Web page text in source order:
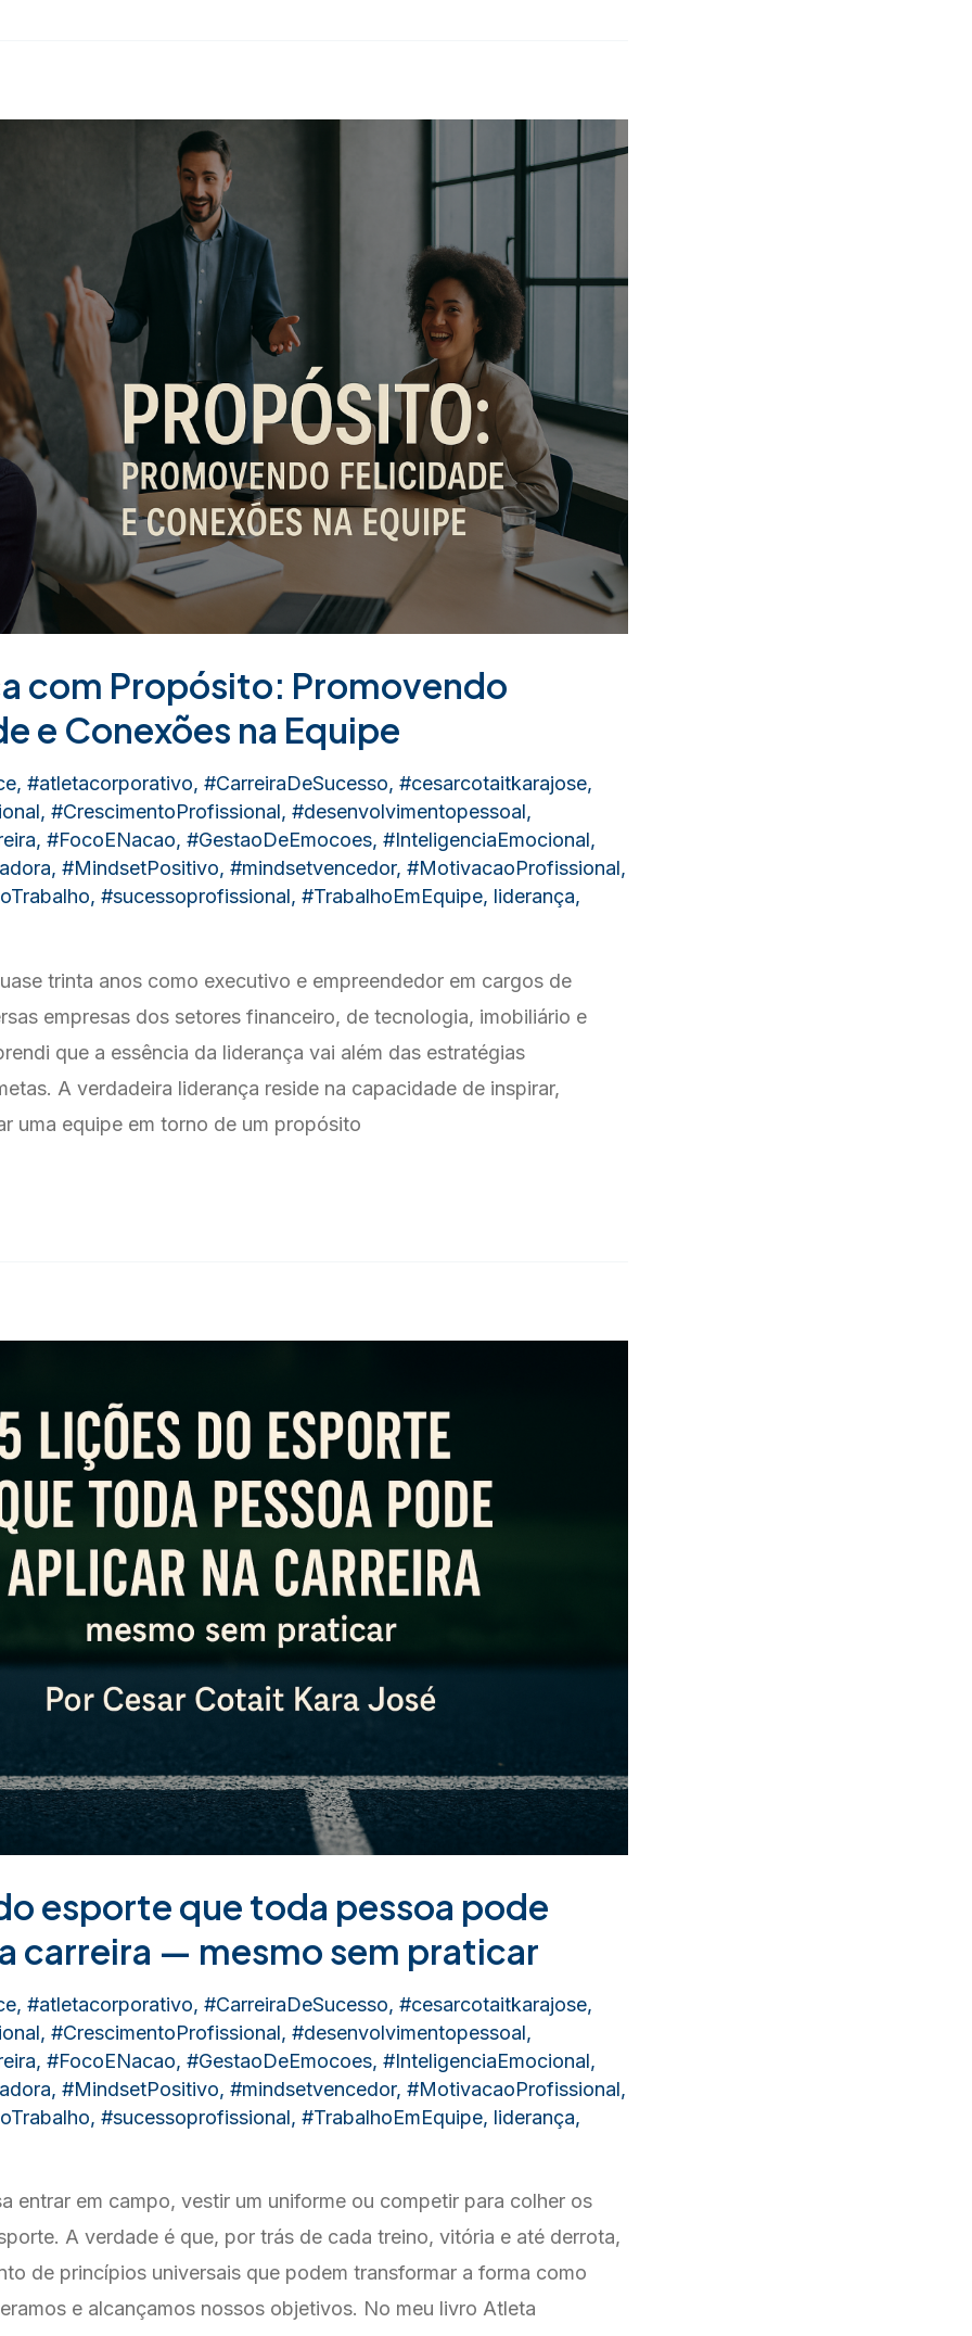
com Propósito: Promovendo
e Conexões na Equipe
, #atletacorporativo, #CarreiraDeSucesso, #cesarcotaitkarajose,
, #CrescimentoProfissional, #desenvolvimentopessoal,
, #FocoENacao, #GestaoDeEmocoes, #InteligenciaEmocional,
, #MindsetPositivo, #mindsetvencedor, #MotivacaoProfissional,
, #sucessoprofissional, #TrabalhoEmEquipe, liderança,
trinta anos como executivo e empreendedor em cargos de
empresas dos setores financeiro, de tecnologia, imobiliário e
que a essência da liderança vai além das estratégias
A verdadeira liderança reside na capacidade de inspirar,
uma equipe em torno de um propósito
esporte que toda pessoa pode
carreira — mesmo sem praticar
, #atletacorporativo, #CarreiraDeSucesso, #cesarcotaitkarajose,
, #CrescimentoProfissional, #desenvolvimentopessoal,
, #FocoENacao, #GestaoDeEmocoes, #InteligenciaEmocional,
, #MindsetPositivo, #mindsetvencedor, #MotivacaoProfissional,
, #sucessoprofissional, #TrabalhoEmEquipe, liderança,
entrar em campo, vestir um uniforme ou competir para colher os
A verdade é que, por trás de cada treino, vitória e até derrota,
de princípios universais que podem transformar a forma como
e alcançamos nossos objetivos. No meu livro Atleta